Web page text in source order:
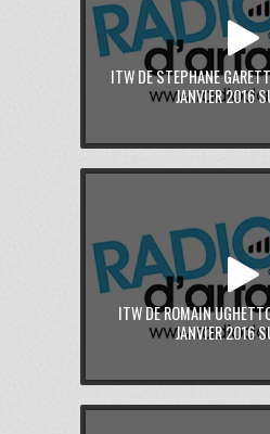
ITW DE STEPHANE
JANVIER 2016
ITW DE ROMAIN
JANVIER 2016